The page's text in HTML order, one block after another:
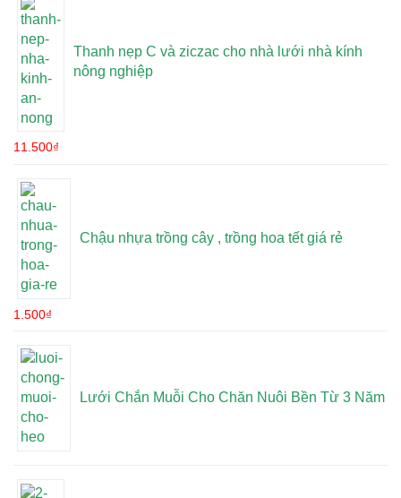
Thanh nẹp C và ziczac cho nhà lưới nhà kính
nông nghiệp
11.500₫
Chậu nhựa trồng cây , trồng hoa tết giá rẻ
1.500₫
Lưới Chắn Muỗi Cho Chăn Nuôi Bền Từ 3 Năm